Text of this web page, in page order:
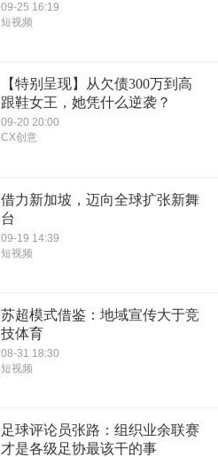
09-25 16:19
短视频
【特别呈现】从欠债300万到高
跟鞋女王，她凭什么逆袭？
09-20 20:00
CX创意
借力新加坡，迈向全球扩张新舞
台
09-19 14:39
短视频
苏超模式借鉴：地域宣传大于竞
技体育
08-31 18:30
短视频
足球评论员张路：组织业余联赛
才是各级足协最该干的事